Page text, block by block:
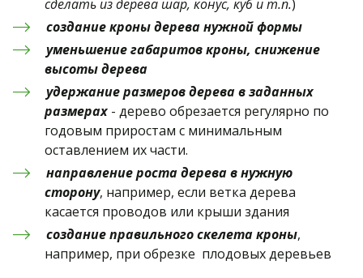
сделать из дерева шар, конус, куб и т.п.)
создание кроны дерева нужной формы
уменьшение габаритов кроны, снижение
высоты дерева
удержание размеров дерева в заданных
размерах - дерево обрезается регулярно по
годовым приростам с минимальным
оставлением их части.
направление роста дерева в нужную
сторону, например, если ветка дерева
касается проводов или крыши здания
создание правильного скелета кроны,
например, при обрезке  плодовых деревьев